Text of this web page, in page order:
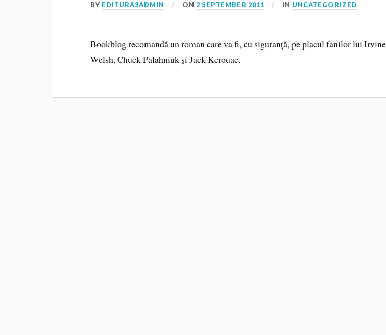
BY EDITURA3ADMIN ON 2 SEPTEMBER 2011 IN UNCATEGORIZED
Bookblog recomandă un roman care va fi, cu siguranță, pe placul fanilor lui Irvine
Welsh, Chuck Palahniuk și Jack Kerouac.